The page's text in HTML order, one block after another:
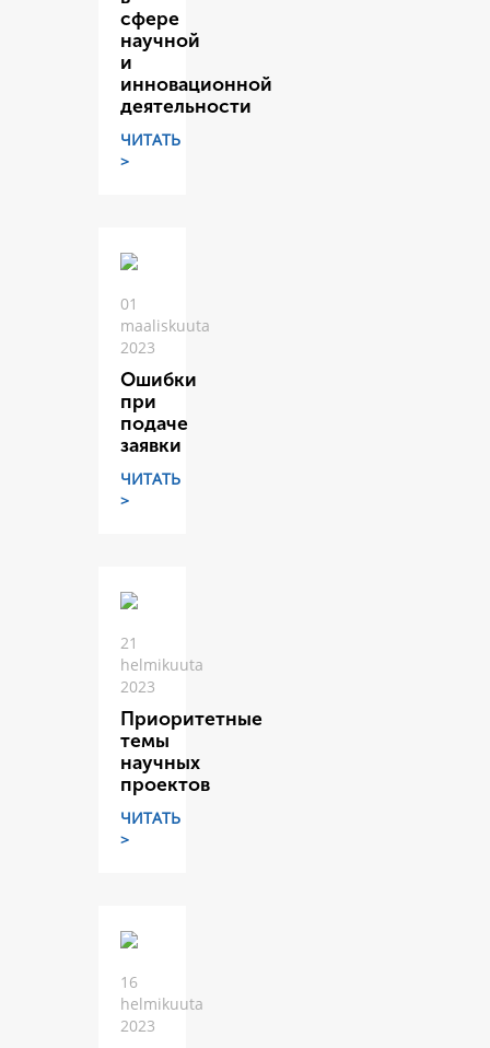
сфере
научной
и
инновационной
деятельности
ЧИТАТЬ
>
01
maaliskuuta
2023
Ошибки
при
подаче
заявки
ЧИТАТЬ
>
21
helmikuuta
2023
Приоритетные
темы
научных
проектов
ЧИТАТЬ
>
16
helmikuuta
2023